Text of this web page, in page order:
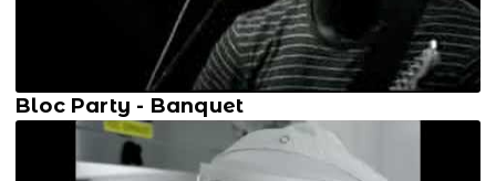
Bloc Party - Banquet